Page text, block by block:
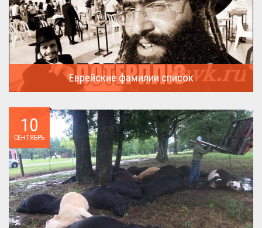
Еврейские фамилии список
10
СЕНТЯБРЬ